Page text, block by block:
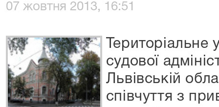
07 жовтня 2013, 16:51
Територіальне
судової
Львівській
співчуття з